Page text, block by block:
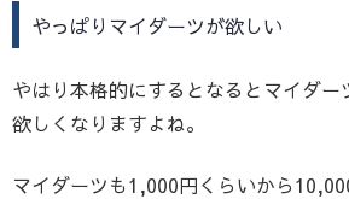
やっぱりマイダーツが欲しい
やはり本格的にするとなるとマイダー
欲しくなりますよね。
マイダーツも1,000円くらいから